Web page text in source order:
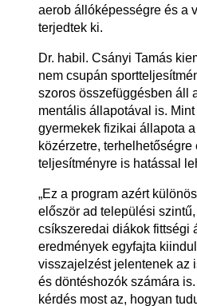
aerob állóképességre és a
terjedtek ki.
Dr. habil. Csányi Tamás
nem csupán
szoros összefüggésben áll
mentális állapotával is.
gyermekek fizikai állapota
közérzetre, terhelhetőségre
teljesítményre is hatással
„Ez a program azért
először ad települési
csíkszeredai diákok fittségi
eredmények egyfajta
visszajelzést jelentenek az
és döntéshozók számára
kérdés most az, hogyan